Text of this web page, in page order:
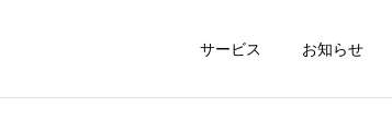
サービス お知らせ